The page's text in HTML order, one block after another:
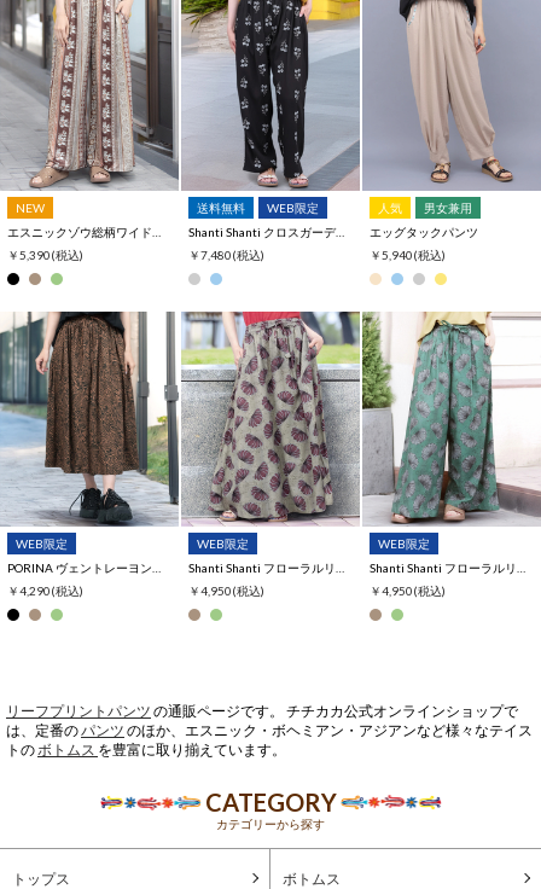
NEW
￥5,390(税込)
送料無料
WEB限定
Shanti Shanti クロスガーデン刺繍カーブパンツ【WEB限定】
￥7,480(税込)
人気
男女兼用
エッグタックパンツ
￥5,940(税込)
WEB限定
￥4,290(税込)
WEB限定
￥4,950(税込)
WEB限定
￥4,950(税込)
リーフプリントパンツ の通販ページです。 チチカカ公式オンラインショップで
は、定番の パンツ のほか、エスニック・ボヘミアン・アジアンなど様々なテイス
トの ボトムス を豊富に取り揃えています。
CATEGORY
カテゴリーから探す
トップス ボトムス